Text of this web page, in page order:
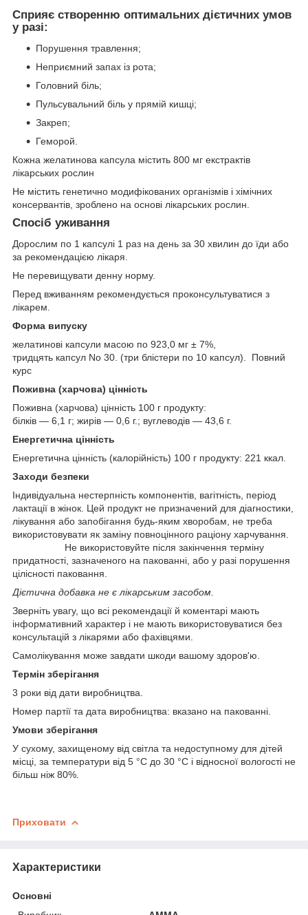
Сприяє створенню оптимальних дієтичних умов
у разі:
Порушення травлення;
Неприємний запах із рота;
Головний біль;
Пульсувальний біль у прямій кишці;
Закреп;
Геморой.
Кожна желатинова капсула містить 800 мг екстрактів
лікарських рослин
Не містить генетично модифікованих організмів і хімічних
консервантів, зроблено на основі лікарських рослин.
Спосіб уживання
Дорослим по 1 капсулі 1 раз на день за 30 хвилин до їди або
за рекомендацією лікаря.
Не перевищувати денну норму.
Перед вживанням рекомендується проконсультуватися з
лікарем.
Форма випуску
желатинові капсули масою по 923,0 мг ± 7%,
тридцять капсул No 30. (три блістери по 10 капсул). Повний
курс
Поживна (харчова) цінність
Поживна (харчова) цінність 100 г продукту:
білків — 6,1 г; жирів — 0,6 г.; вуглеводів — 43,6 г.
Енергетична цінність
Енергетична цінність (калорійність) 100 г продукту: 221 ккал.
Заходи безпеки
Індивідуальна нестерпність компонентів, вагітність, період
лактації в жінок. Цей продукт не призначений для діагностики,
лікування або запобігання будь-яким хворобам, не треба
використовувати як заміну повноцінного раціону харчування.
Не використовуйте після закінчення терміну
придатності, зазначеного на пакованні, або у разі порушення
цілісності паковання.
Дієтична добавка не є лікарським засобом.
Зверніть увагу, що всі рекомендації й коментарі мають
інформативний характер і не мають використовуватися без
консультацій з лікарями або фахівцями.
Самолікування може завдати шкоди вашому здоров'ю.
Термін зберігання
3 роки від дати виробництва.
Номер партії та дата виробництва: вказано на пакованні.
Умови зберігання
У сухому, захищеному від світла та недоступному для дітей
місці, за температури від 5 °C до 30 °C і відносної вологості не
більш ніж 80%.
Приховати
Характеристики
Основні